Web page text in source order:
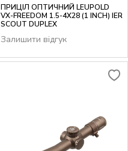
ПРИЦІЛ ОПТИЧНИЙ LEUPOLD
VX-FREEDOM 1.5-4X28 (1 INCH) IER
SCOUT DUPLEX
Залишити відгук